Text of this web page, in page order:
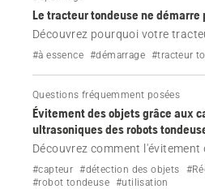
Le tracteur tondeuse ne démarre
Découvrez pourquoi votre
ne démarre pas et comment
#à essence #démarrage #tracteur
Questions fréquemment posées
Évitement des objets grâce aux
ultrasoniques des robots
Découvrez comment l'évitement
possible par les capteurs radar
certains modèles Automower®
#capteur #détection des objets
#robot tondeuse #utilisation